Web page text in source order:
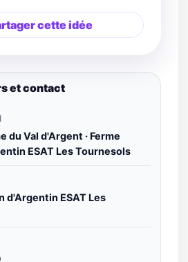
cette idée
et contact
du Val d'Argent · Ferme
ESAT Les Tournesols
d'Argentin ESAT Les